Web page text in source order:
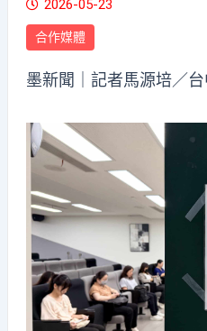
2026-05-23
合作媒體
墨新聞 ｜記者馬源培／